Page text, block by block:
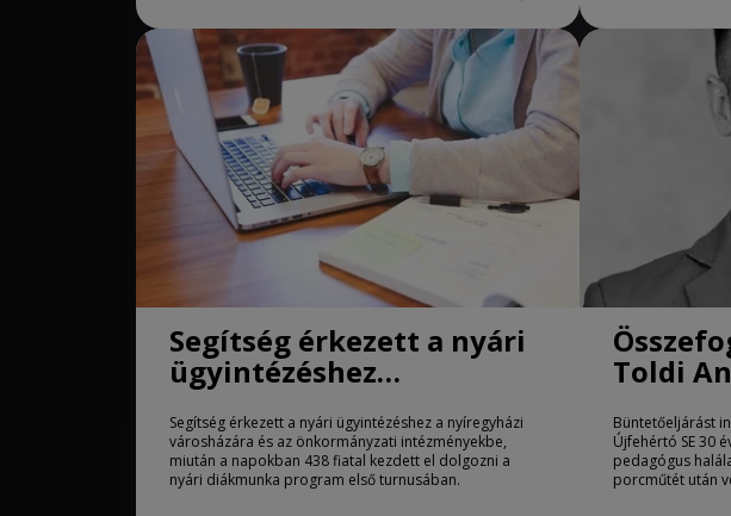
Segítség érkezett a nyári
ügyintézéshez
Nyíregyházán
Segítség érkezett a nyári ügyintézéshez a nyíregyházi
városházára és az önkormányzati intézményekbe,
miután a napokban 438 fiatal kezdett el dolgozni a
nyári diákmunka program első turnusában.
Toldi
Büntetőeljárást
Újfehértó SE 30
pedagógus
porcműtét után